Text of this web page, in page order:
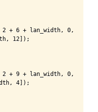
+ 6 + lan_width, 0,
12]);
+ 9 + lan_width, 0,
4]);